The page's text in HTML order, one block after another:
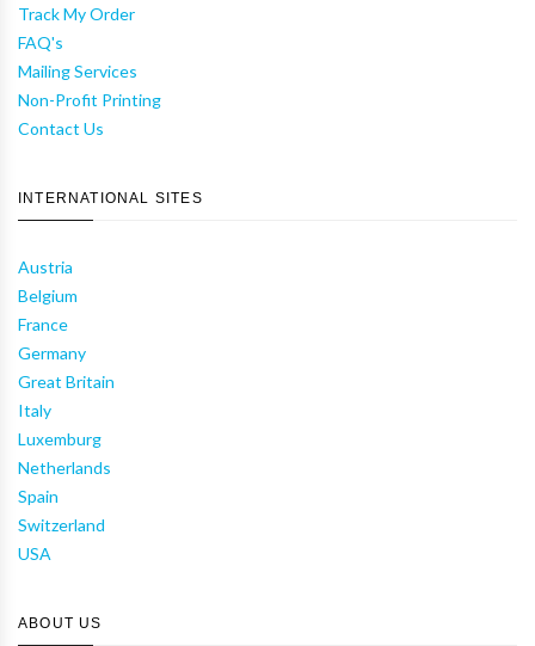
Track My Order
FAQ's
Mailing Services
Non-Profit Printing
Contact Us
INTERNATIONAL SITES
Austria
Belgium
France
Germany
Great Britain
Italy
Luxemburg
Netherlands
Spain
Switzerland
USA
ABOUT US